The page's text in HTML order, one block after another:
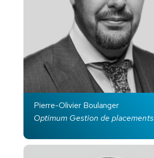
Pierre-Olivier Boulanger
Optimum Gestion de placements